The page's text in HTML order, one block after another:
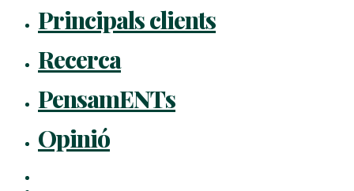
Principals clients
Recerca
PensamENTs
Opinió